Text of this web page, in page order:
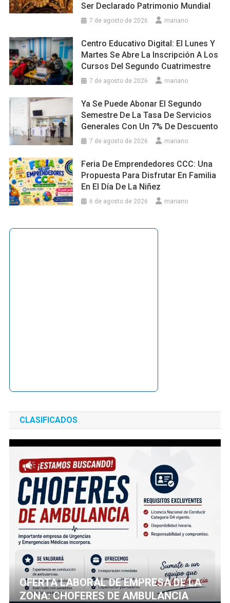
Ser Declarado Patrimonio Mundial
7 de agosto de 2026 mariano
Centro Educativo Digital: El Lunes Y
Martes Se Abre La Inscripción A Los
Cursos Del Segundo Cuatrimestre
7 de agosto de 2026 mariano
Ya Se Puede Abonar El Segundo
Semestre De La Tasa De Servicios
Generales Con Un 7% De Descuento
7 de agosto de 2026 mariano
Feria De Emprendedores CCC: Una
Propuesta Para Disfrutar En Familia
En El Día De La Niñez
6 de agosto de 2026 mariano
CLASIFICADOS
OFERTA LABORAL DE EMPRESA DE LA
ZONA: CHOFERES DE AMBULANCIA